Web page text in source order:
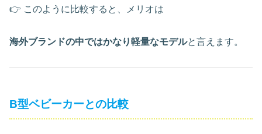
👉 このように比較すると、メリオは
海外ブランドの中ではかなり軽量なモデルと言えます。
B型ベビーカーとの比較